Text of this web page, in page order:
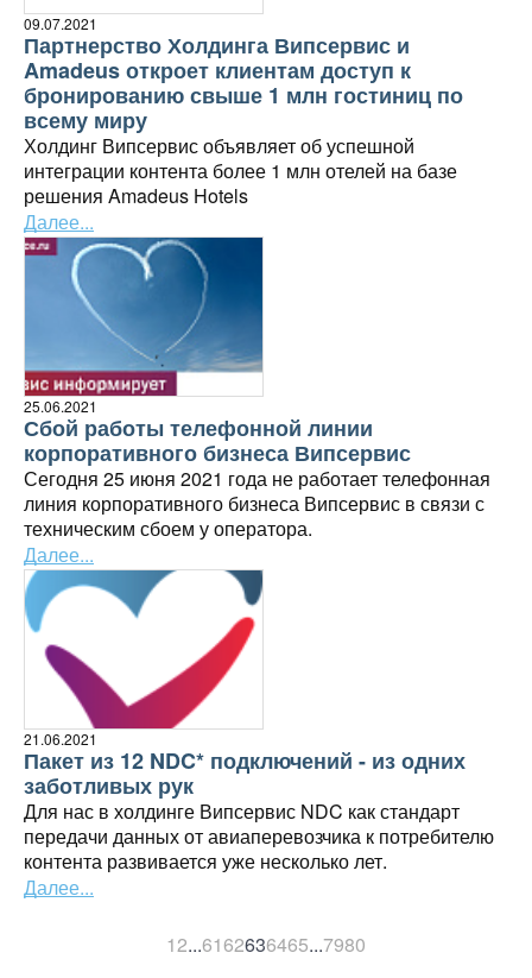
Партнерство Холдинга Випсервис и
Amadeus откроет клиентам доступ к
бронированию свыше 1 млн гостиниц по
всему миру
Холдинг Випсервис объявляет об успешной
интеграции контента более 1 млн отелей на базе
решения Amadeus Hotels
09.07.2021
Далее...
Сбой работы телефонной линии
корпоративного бизнеса Випсервис
Сегодня 25 июня 2021 года не работает телефонная
линия корпоративного бизнеса Випсервис в связи с
техническим сбоем у оператора.
25.06.2021
Далее...
Пакет из 12 NDC* подключений - из одних
заботливых рук
Для нас в холдинге Випсервис NDC как стандарт
передачи данных от авиаперевозчика к потребителю
контента развивается уже несколько лет.
21.06.2021
Далее...
12...6162636465...7980